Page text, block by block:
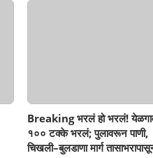
Breaking भरलं हो भरलं!
१०० टक्के भरलं; पुलावरून पाणी,
चिखली–बुलडाणा मार्ग